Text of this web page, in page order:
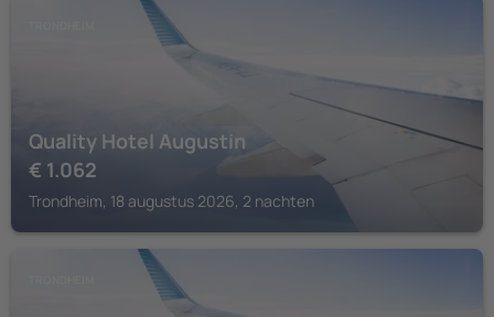
Quality Hotel Augustin
€ 1.062
Trondheim, 18 augustus 2026, 2 nachten